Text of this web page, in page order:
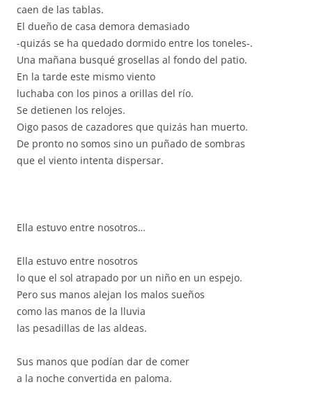
caen de las tablas.
El dueño de casa demora demasiado
-quizás se ha quedado dormido entre los toneles-.
Una mañana busqué grosellas al fondo del patio.
En la tarde este mismo viento
luchaba con los pinos a orillas del río.
Se detienen los relojes.
Oigo pasos de cazadores que quizás han muerto.
De pronto no somos sino un puñado de sombras
que el viento intenta dispersar.
Ella estuvo entre nosotros…
Ella estuvo entre nosotros
lo que el sol atrapado por un niño en un espejo.
Pero sus manos alejan los malos sueños
como las manos de la lluvia
las pesadillas de las aldeas.
Sus manos que podían dar de comer
a la noche convertida en paloma.